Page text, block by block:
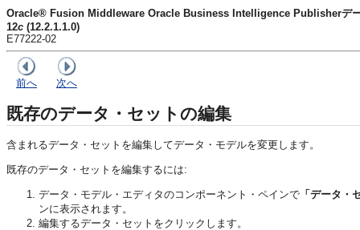
Oracle® Fusion Middleware Oracle Business Intelligence Publisherデ
12c (12.2.1.1.0)
E77222-02
前へ 次へ
既存のデータ・セットの編集
含まれるデータ・セットを編集してデータ・モデルを変更します。
既存のデータ・セットを編集するには:
データ・モデル・エディタのコンポーネント・ペインで 「データ・
ンに表示されます。
編集するデータ・セットをクリックします。